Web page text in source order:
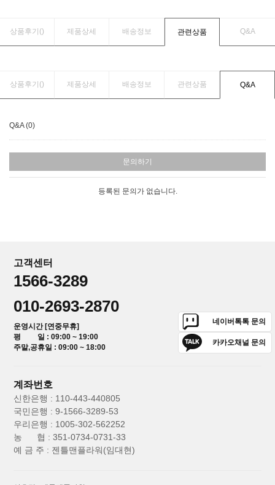
상품후기() 제품상세 배송정보 관련상품 Q&A
상품후기() 제품상세 배송정보 관련상품 Q&A
Q&A (0)
문의하기
등록된 문의가 없습니다.
고객센터
1566-3289
010-2693-2870
운영시간 [연중무휴]
평 일 : 09:00 ~ 19:00
주말,공휴일 : 09:00 ~ 18:00
네이버톡톡 문의
카카오채널 문의
계좌번호
신한은행 : 110-443-440805
국민은행 : 9-1566-3289-53
우리은행 : 1005-302-562252
농 협 : 351-0734-0731-33
예 금 주 : 젠틀맨플라워(임대현)